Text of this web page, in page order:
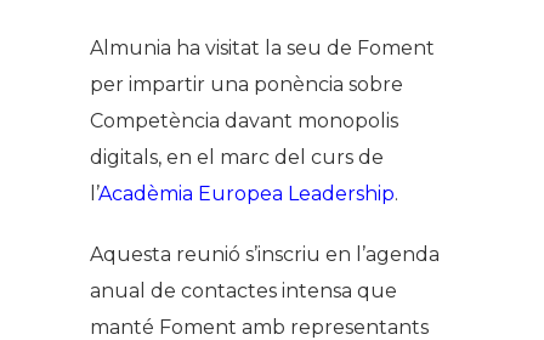
Almunia ha visitat la seu de Foment
per impartir una ponència sobre
Competència davant monopolis
digitals, en el marc del curs de
l’Acadèmia Europea Leadership.
Aquesta reunió s’inscriu en l’agenda
anual de contactes intensa que
manté Foment amb representants